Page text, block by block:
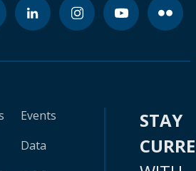
Events
Data
STAY